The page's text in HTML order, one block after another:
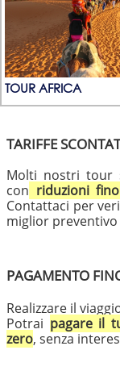
TOUR AFRICA
TARIFFE
Molti nostri tour
con riduzioni
Contattaci per
miglior
PAGAMENTO
Realizzare il
Potrai pagare il
zero, senza